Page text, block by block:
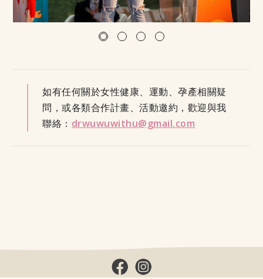
如有任何關於女性健康、運動、孕產相關疑
問，或各類合作計畫、活動邀約，歡迎與我
聯絡： drwuwuwithu@gmail.com